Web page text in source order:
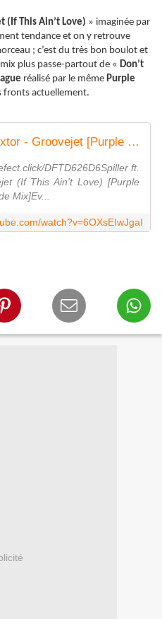
(If This Ain’t Love) » imaginée par
tendance et on y retrouve
; c’est du très bon boulot et
plus passe-partout de « Don’t
réalisé par le même Purple
fronts actuellement.
Spiller ft. Sophie Ellis-Bextor - Groovejet [Purple Disco Machine & Lorenz Rhode Remix]
DFTD626D6Spiller ft.
(If This Ain't Love) [Purple
Mix]Ev...
watch?v=6OXsEIwJgaI